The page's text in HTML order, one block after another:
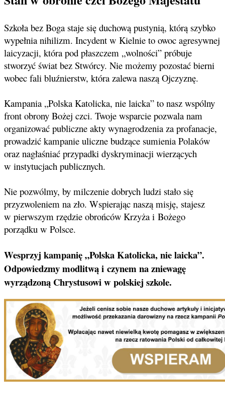
Szkoła bez Boga staje się duchową pustynią, którą szybko
wypełnia nihilizm. Incydent w Kielnie to owoc agresywnej
laicyzacji, która pod płaszczem „wolności” próbuje
stworzyć świat bez Stwórcy. Nie możemy pozostać bierni
wobec fali bluźnierstw, która zalewa naszą Ojczyznę.
Kampania „Polska Katolicka, nie laicka” to nasz wspólny
front obrony Bożej czci. Twoje wsparcie pozwala nam
organizować publiczne akty wynagrodzenia za profanacje,
prowadzić kampanie uliczne budzące sumienia Polaków
oraz nagłaśniać przypadki dyskryminacji wierzących
w instytucjach publicznych.
Nie pozwólmy, by milczenie dobrych ludzi stało się
przyzwoleniem na zło. Wspierając naszą misję, stajesz
w pierwszym rzędzie obrońców Krzyża i Bożego
porządku w Polsce.
Wesprzyj kampanię „Polska Katolicka, nie laicka”.
Odpowiedzmy modlitwą i czynem na zniewagę
wyrządzoną Chrystusowi w polskiej szkole.